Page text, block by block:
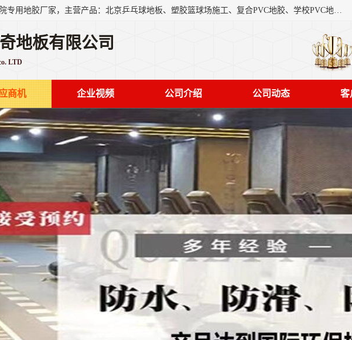
北京奥丽奇地板有限公司是一家医院专用地胶厂家，主营产品：北京乒乓球地板、塑胶篮球场施工、复合PVC地胶、学校PVC地板、幼儿园地胶等，奥丽奇是一家销售为一体PVC地板，塑胶地板为主的销售企业，公司所生产的PVC塑胶地板产品主要用于办公楼、医院、 机场、学校、幼儿园、商场、交通工具、宾馆、车站等公共场所。
地板有限公司
LTD
商机 企业视频 公司介绍 公司动态 客